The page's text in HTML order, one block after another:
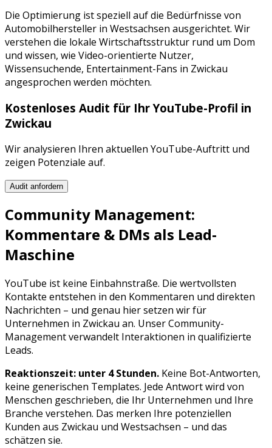
Die Optimierung ist speziell auf die Bedürfnisse von
Automobilhersteller in Westsachsen ausgerichtet. Wir
verstehen die lokale Wirtschaftsstruktur rund um Dom
und wissen, wie Video-orientierte Nutzer,
Wissensuchende, Entertainment-Fans in Zwickau
angesprochen werden möchten.
Kostenloses Audit für IhrYouTube-Profil in
Zwickau
Wir analysieren Ihren aktuellen YouTube-Auftritt und
zeigen Potenziale auf.
Audit anfordern
Community Management:
Kommentare & DMs als Lead-
Maschine
YouTube ist keine Einbahnstraße. Die wertvollsten
Kontakte entstehen in den Kommentaren und direkten
Nachrichten – und genau hier setzen wir für
Unternehmen in Zwickau an. Unser Community-
Management verwandelt Interaktionen in qualifizierte
Leads.
Reaktionszeit: unter 4 Stunden. Keine Bot-Antworten,
keine generischen Templates. Jede Antwort wird von
Menschen geschrieben, die Ihr Unternehmen und Ihre
Branche verstehen. Das merken Ihre potenziellen
Kunden aus Zwickau und Westsachsen – und das
schätzen sie.